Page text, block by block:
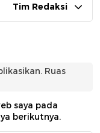
Tim Redaksi
Ruas
saya pada
berikutnya.